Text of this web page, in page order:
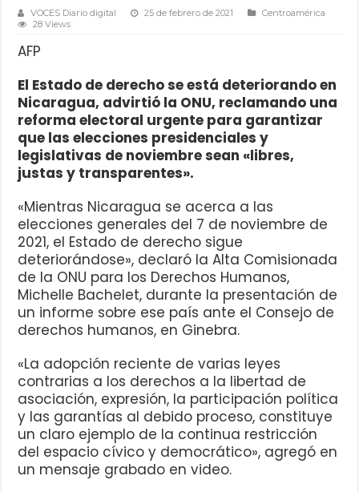
VOCES Diario digital 25 de febrero de 2021
Centroamérica
28 Views
AFP
El Estado de derecho se está deteriorando en
Nicaragua, advirtió la ONU, reclamando una
reforma electoral urgente para garantizar
que las elecciones presidenciales y
legislativas de noviembre sean «libres,
justas y transparentes».
«Mientras Nicaragua se acerca a las
elecciones generales del 7 de noviembre de
2021, el Estado de derecho sigue
deteriorándose», declaró la Alta Comisionada
de la ONU para los Derechos Humanos,
Michelle Bachelet, durante la presentación de
un informe sobre ese país ante el Consejo de
derechos humanos, en Ginebra.
«La adopción reciente de varias leyes
contrarias a los derechos a la libertad de
asociación, expresión, la participación política
y las garantías al debido proceso, constituye
un claro ejemplo de la continua restricción
del espacio cívico y democrático», agregó en
un mensaje grabado en video.